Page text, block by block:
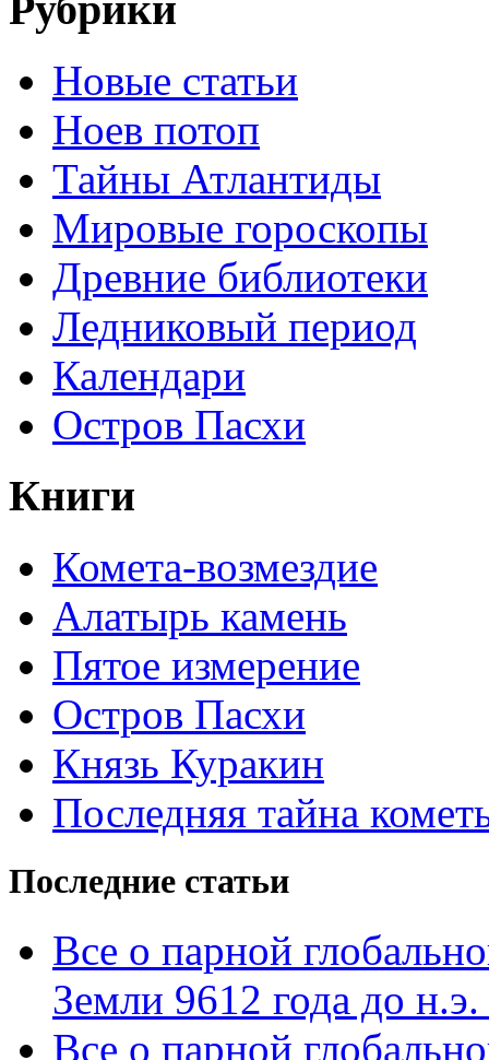
Новые статьи
Ноев потоп
Тайны Атлантиды
Мировые гороскопы
Древние библиотеки
Ледниковый период
Календари
Остров Пасхи
Книги
Комета-возмездие
Алатырь камень
Пятое измерение
Остров Пасхи
Князь Куракин
Последняя тайна
Последние статьи
Все о парной
Земли 9612 года до
Все о парной